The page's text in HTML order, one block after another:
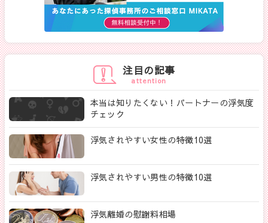
注目の記事
attention
本当は知りたくない！パートナーの浮気度
チェック
浮気されやすい女性の特徴10選
浮気されやすい男性の特徴10選
浮気離婚の慰謝料相場